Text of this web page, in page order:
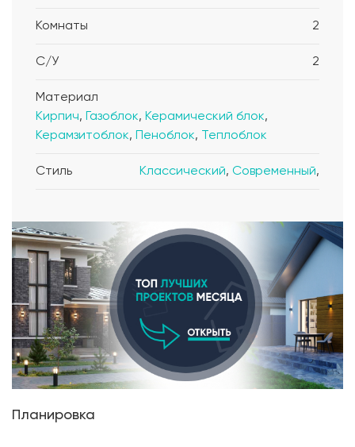
Комнаты 2
С/У 2
Материал
Кирпич, Газоблок, Керамический блок,
Керамзитоблок, Пеноблок, Теплоблок
Стиль Классический, Современный,
Планировка